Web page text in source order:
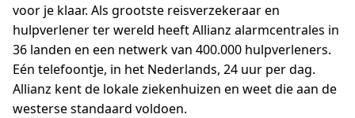
voor je klaar. Als grootste reisverzekeraar en
hulpverlener ter wereld heeft Allianz alarmcentrales in
36 landen en een netwerk van 400.000 hulpverleners.
Eén telefoontje, in het Nederlands, 24 uur per dag.
Allianz kent de lokale ziekenhuizen en weet die aan de
westerse standaard voldoen.